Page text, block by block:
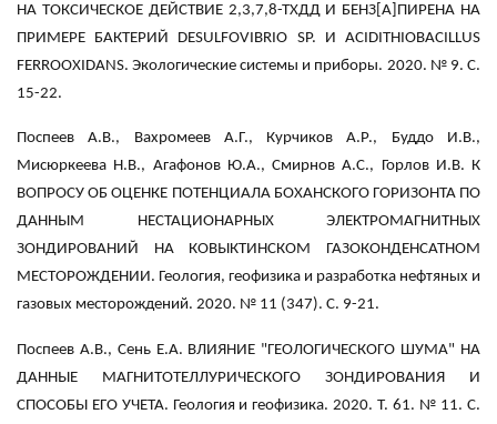
НА ТОКСИЧЕСКОЕ ДЕЙСТВИЕ 2,3,7,8-ТХДД И БЕНЗ[А]ПИРЕНА НА
ПРИМЕРЕ БАКТЕРИЙ DESULFOVIBRIO SP. И ACIDITHIOBACILLUS
FERROOXIDANS. Экологические системы и приборы. 2020. № 9. С.
15-22.
Поспеев А.В., Вахромеев А.Г., Курчиков А.Р., Буддо И.В.,
Мисюркеева Н.В., Агафонов Ю.А., Смирнов А.С., Горлов И.В. К
ВОПРОСУ ОБ ОЦЕНКЕ ПОТЕНЦИАЛА БОХАНСКОГО ГОРИЗОНТА ПО
ДАННЫМ НЕСТАЦИОНАРНЫХ ЭЛЕКТРОМАГНИТНЫХ
ЗОНДИРОВАНИЙ НА КОВЫКТИНСКОМ ГАЗОКОНДЕНСАТНОМ
МЕСТОРОЖДЕНИИ. Геология, геофизика и разработка нефтяных и
газовых месторождений. 2020. № 11 (347). С. 9-21.
Поспеев А.В., Сень Е.А. ВЛИЯНИЕ "ГЕОЛОГИЧЕСКОГО ШУМА" НА
ДАННЫЕ МАГНИТОТЕЛЛУРИЧЕСКОГО ЗОНДИРОВАНИЯ И
СПОСОБЫ ЕГО УЧЕТА. Геология и геофизика. 2020. Т. 61. № 11. С.